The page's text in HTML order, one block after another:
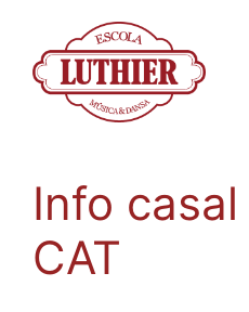
contingut
Info
CAT